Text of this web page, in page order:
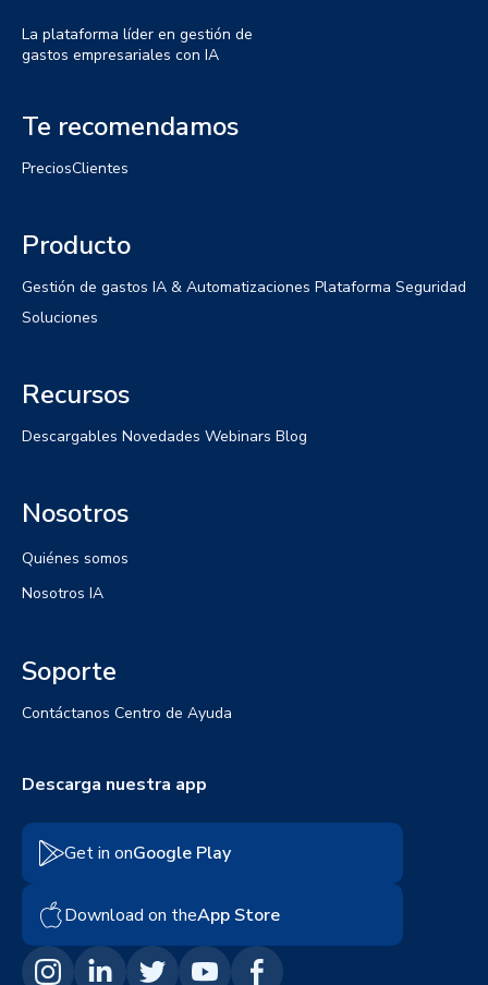
La plataforma líder en gestión de
gastos empresariales con IA
Te recomendamos
PreciosClientes
Producto
Gestión de gastos IA & Automatizaciones Plataforma Seguridad
Soluciones
Recursos
Descargables Novedades Webinars Blog
Nosotros
Quiénes somos
Nosotros IA
Soporte
Contáctanos Centro de Ayuda
Descarga nuestra app
Get in onGoogle Play
Download on theApp Store